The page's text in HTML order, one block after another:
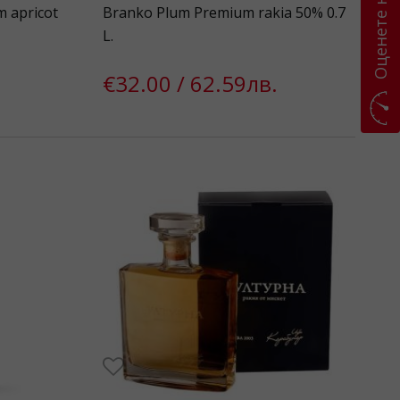
apricot
Branko Plum Premium rakia 50% 0.7
L.
€32.00 / 62.59лв.
Оценете ни